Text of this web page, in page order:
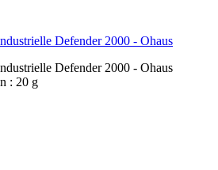
Defender 2000 - Ohaus
Defender 2000 - Ohaus
: 20 g